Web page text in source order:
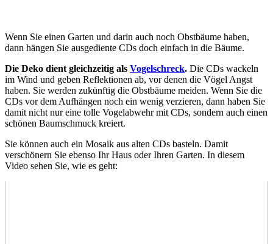
Wenn Sie einen Garten und darin auch noch Obstbäume haben,
dann hängen Sie ausgediente CDs doch einfach in die Bäume.
Die Deko dient gleichzeitig als Vogelschreck. Die CDs wackeln
im Wind und geben Reflektionen ab, vor denen die Vögel Angst
haben. Sie werden zukünftig die Obstbäume meiden. Wenn Sie die
CDs vor dem Aufhängen noch ein wenig verzieren, dann haben Sie
damit nicht nur eine tolle Vogelabwehr mit CDs, sondern auch einen
schönen Baumschmuck kreiert.
Sie können auch ein Mosaik aus alten CDs basteln. Damit
verschönern Sie ebenso Ihr Haus oder Ihren Garten. In diesem
Video sehen Sie, wie es geht: